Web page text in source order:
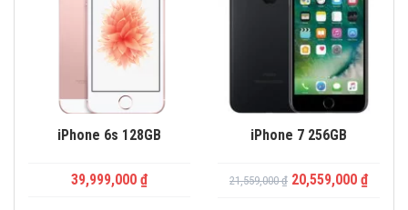
iPhone 6s 128GB
39,999,000 ₫
iPhone 7 256GB
21,559,000₫ 20,559,000 ₫